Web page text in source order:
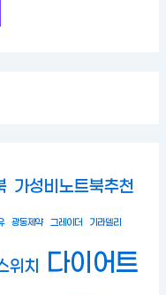
가성비노트북추천
광동제약 그레이더 기라델리
위치 다이어트